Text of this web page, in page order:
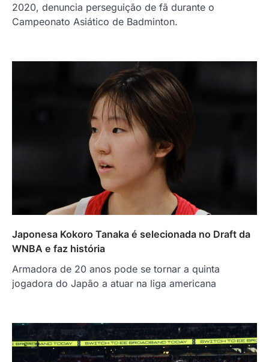
2020, denuncia perseguição de fã durante o
Campeonato Asiático de Badminton.
Japonesa Kokoro Tanaka é selecionada no Draft da
WNBA e faz história
Armadora de 20 anos pode se tornar a quinta
jogadora do Japão a atuar na liga americana